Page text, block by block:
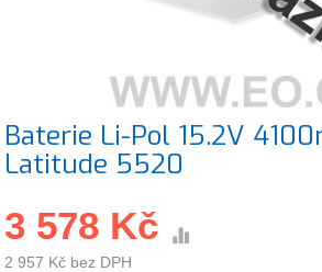
Baterie Li-Pol 15.2V
Latitude 5520
3 578 Kč
2 957 Kč bez DPH